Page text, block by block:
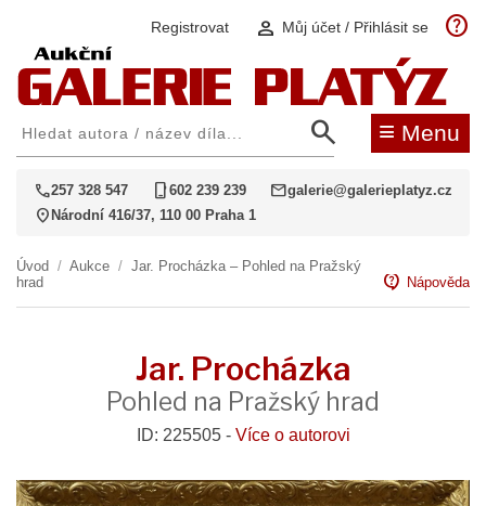
Registrovat person Můj účet / Přihlásit se help
search ≡ Menu
call257 328 547 phone_iphone602 239 239 mailgalerie@galerieplatyz.cz
location_on Národní 416/37, 110 00 Praha 1
Úvod / Aukce / Jar. Procházka – Pohled na Pražský
hrad
contact_support Nápověda
Jar. Procházka
Pohled na Pražský hrad
ID: 225505 - Více o autorovi